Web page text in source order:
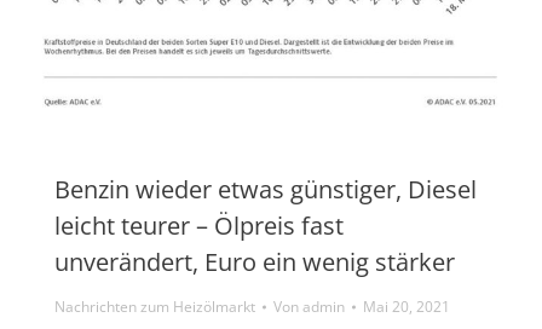
Benzin wieder etwas günstiger, Diesel
leicht teurer – Ölpreis fast
unverändert, Euro ein wenig stärker
Nachrichten zum Heizölmarkt Vonadmin Mai 20, 2021